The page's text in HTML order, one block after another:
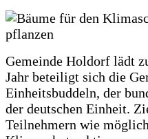
Gemeinde Holdorf lädt
Jahr beteiligt sich die
Einheitsbuddeln, der
der deutschen Einheit.
Teilnehmern wie